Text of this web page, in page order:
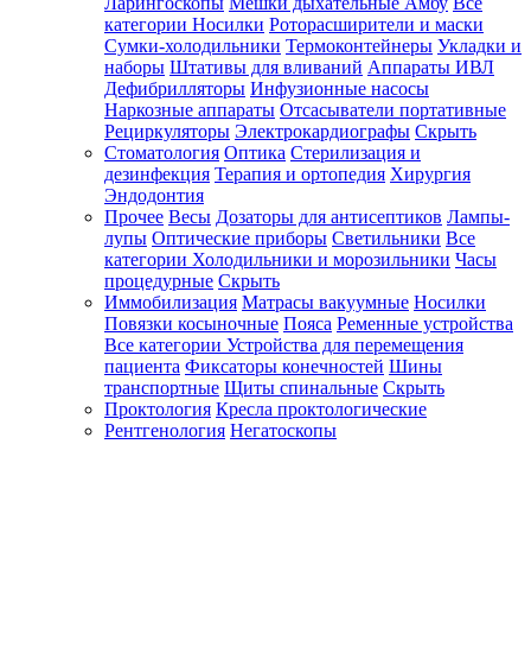
категории Носилки Роторасширители и маски
Сумки-холодильники Термоконтейнеры Укладки и
наборы Штативы для вливаний Аппараты ИВЛ
Дефибрилляторы Инфузионные насосы
Наркозные аппараты Отсасыватели портативные
Рециркуляторы Электрокардиографы Скрыть
Стоматология Оптика Стерилизация и
дезинфекция Терапия и ортопедия Хирургия
Эндодонтия
Прочее Весы Дозаторы для антисептиков Лампы-
лупы Оптические приборы Светильники Все
категории Холодильники и морозильники Часы
процедурные Скрыть
Иммобилизация Матрасы вакуумные Носилки
Повязки косыночные Пояса Ременные устройства
Все категории Устройства для перемещения
пациента Фиксаторы конечностей Шины
транспортные Щиты спинальные Скрыть
Проктология Кресла проктологические
Рентгенология Негатоскопы